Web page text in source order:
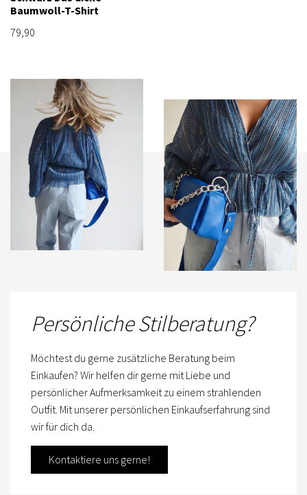
Baumwoll-T-Shirt
79,90
Persönliche Stilberatung?
Möchtest du gerne zusätzliche Beratung beim
Einkaufen? Wir helfen dir gerne mit Liebe und
persönlicher Aufmerksamkeit zu einem strahlenden
Outfit. Mit unserer persönlichen Einkaufserfahrung sind
wir für dich da.
Kontaktiere uns gerne!